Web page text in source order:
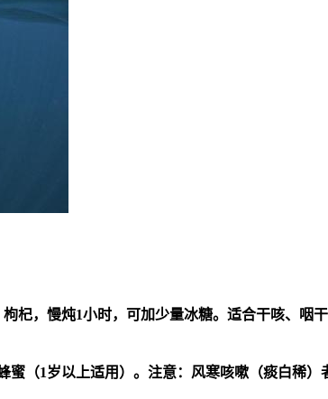
杞，慢炖1小时，可加少量冰糖。适合干咳、咽干
（1岁以上适用）。注意：风寒咳嗽（痰白稀）